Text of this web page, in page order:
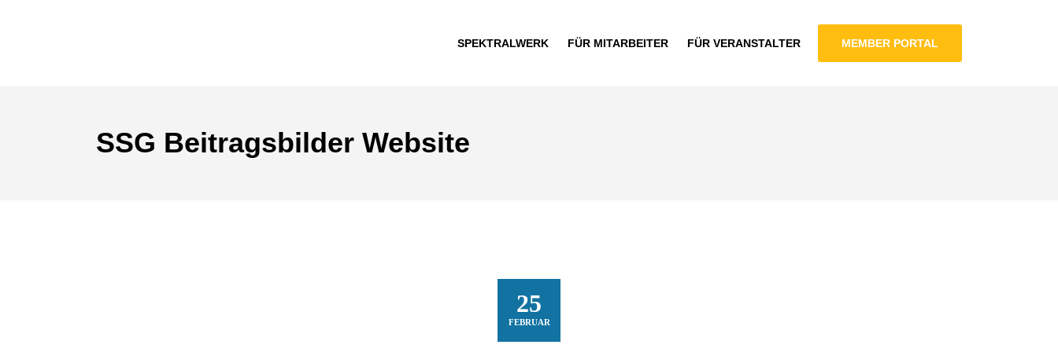
SPEKTRALWERK FÜR MITARBEITER FÜR VERANSTALTER MEMBER PORTAL
SSG Beitragsbilder Website
25
FEBRUAR